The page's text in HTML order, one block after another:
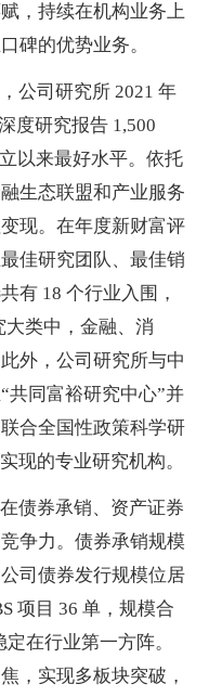
，持续在机构业务上
碑的优势业务。
公司研究所 2021 年
度研究报告 1,500
以来最好水平。依托
生态联盟和产业服务
现。在年度新财富评
佳研究团队、最佳销
有 18 个行业入围，
大类中，金融、消
外，公司研究所与中
共同富裕研究中心”并
合全国性政策科学研
现的专业研究机构。
债券承销、资产证券
争力。债券承销规模
司债券发行规模位居
项目 36 单，规模合
在行业第一方阵。
，实现多板块突破，